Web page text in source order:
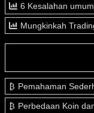
6 Kesalahan
Mungkinkah
Pemahaman
Perbedaan Koin